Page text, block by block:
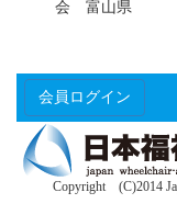
会 富山県
会員ログイン
Copyright (C)2014